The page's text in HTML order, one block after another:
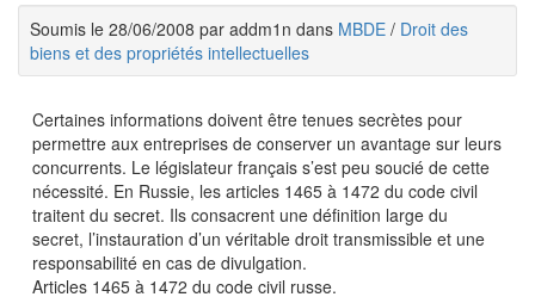
Soumis le 28/06/2008 par addm1n dans MBDE / Droit des
biens et des propriétés intellectuelles
Certaines informations doivent être tenues secrètes pour
permettre aux entreprises de conserver un avantage sur leurs
concurrents. Le législateur français s’est peu soucié de cette
nécessité. En Russie, les articles 1465 à 1472 du code civil
traitent du secret. Ils consacrent une définition large du
secret, l’instauration d’un véritable droit transmissible et une
responsabilité en cas de divulgation.
Articles 1465 à 1472 du code civil russe.